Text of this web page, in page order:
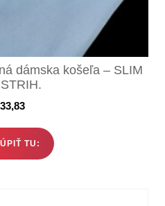
dámska košeľa – SLIM
33,83
TU: